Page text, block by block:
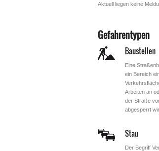
Aktuell liegen keine
Gefahrentypen
Baustellen
Eine
ein Bereich
Arbeiten an
der Straße
abgesperrt
Stau
Der Begriff